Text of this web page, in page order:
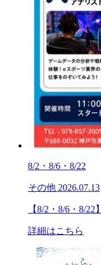
8/2・8/6・8/22
その他 2026.07.13
【8/2・8/6・8/
詳細はこちら